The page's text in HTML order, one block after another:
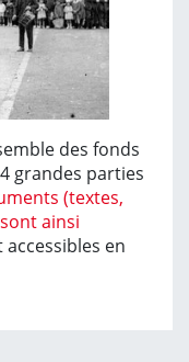
des fonds
grandes parties
(textes,
ainsi
en